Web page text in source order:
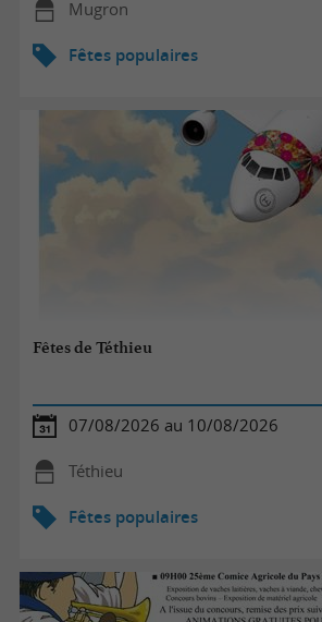
Mugron
Fêtes populaires
Fêtes de Téthieu
07/08/2026 au 10/08/2026
Téthieu
Fêtes populaires